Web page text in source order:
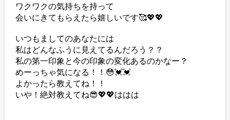
ワクワクの気持ちを持って
会いにきてもらえたら嬉しいです🥰💖💖
いつもましてのあなたには
私はどんなふうに見えてるんだろう？？
私の第一印象と今の印象の変化あるのかなー？
めーっちゃ気になる！！😳💓💓
よかったら教えてね！！
いや！絶対教えてね😎💖💖ははは